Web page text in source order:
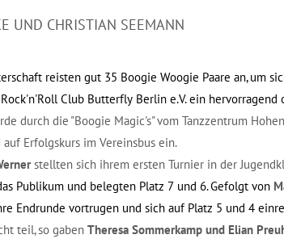
UND CHRISTIAN SEEMANN
reisten gut 35 Boogie Woogie Paare an, um
Club Butterfly Berlin e.V. ein
durch die "Boogie Magic's" vom Tanzzentrum
Erfolgskurs im Vereinsbus ein.
stellten sich ihrem ersten Turnier in der
Publikum und belegten Platz 7 und 6. Gefolgt von
Endrunde vortrugen und sich auf Platz 5 und 4
teil, so gaben Theresa Sommerkamp und Elian